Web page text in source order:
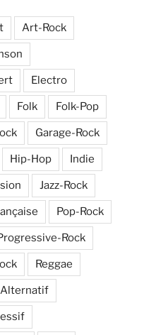
Art-Rock
Electro
Folk Folk-Pop
Garage-Rock
Hip-Hop Indie
Jazz-Rock
Pop-Rock
Rock
Reggae
Alternatif